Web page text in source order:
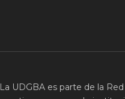
La UDGBA es parte de la